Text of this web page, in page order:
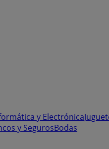
y Electrónica
y SegurosBodas